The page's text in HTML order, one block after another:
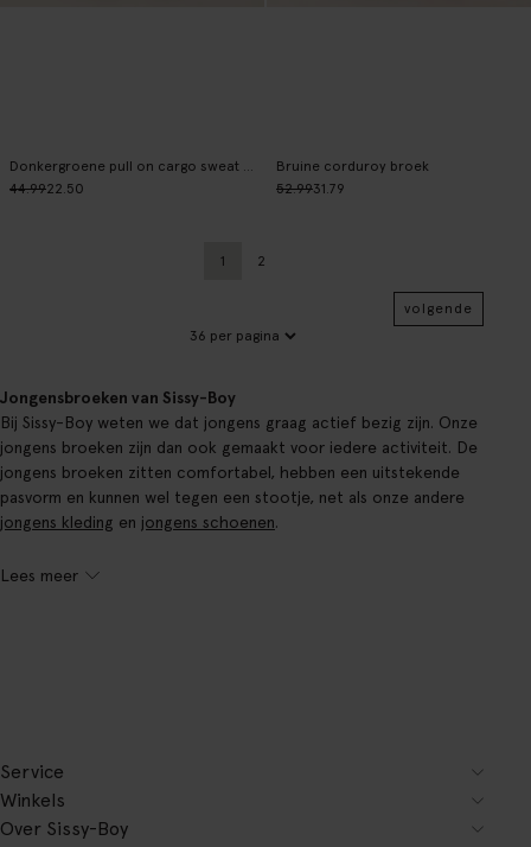
44.9922.50
Bruine corduroy broek
52.9931.79
Huidige pagina
1
Vorige
2
volgende
Jongensbroeken van Sissy-Boy
Bij Sissy-Boy weten we dat jongens graag actief bezig zijn. Onze
jongens broeken zijn dan ook gemaakt voor iedere activiteit. De
jongens broeken zitten comfortabel, hebben een uitstekende
pasvorm en kunnen wel tegen een stootje, net als onze andere
jongens kleding en jongens schoenen.
Lees meer
Service
Winkels
Over Sissy-Boy